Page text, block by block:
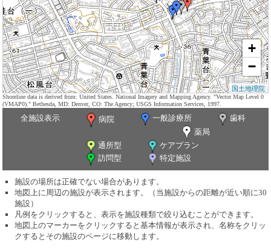
+
−
国土地理院
Shoreline data is derived from: United States. National Imagery and Mapping Agency. "Vector Map Level 0
(VMAP0)." Bethesda, MD: Denver, CO: The Agency; USGS Information Services, 1997.
全施設表示 病院 一般診療所
歯科
薬局
通所型
ケアプラン
訪問型
特定施設
施設の場所は正確でない場合があります。
地図上に周辺の施設が表示されます。（当施設からの距離が近い順に30
施設）
凡例をクリックすると、表示を施設種類で絞り込むことができます。
地図上のマーカーをクリックすると基本情報が表示され、名称をクリッ
クするとその施設のページに移動します。